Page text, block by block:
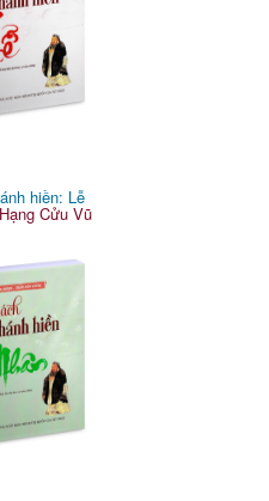
hiền: Lễ
Hạng Cửu Vũ